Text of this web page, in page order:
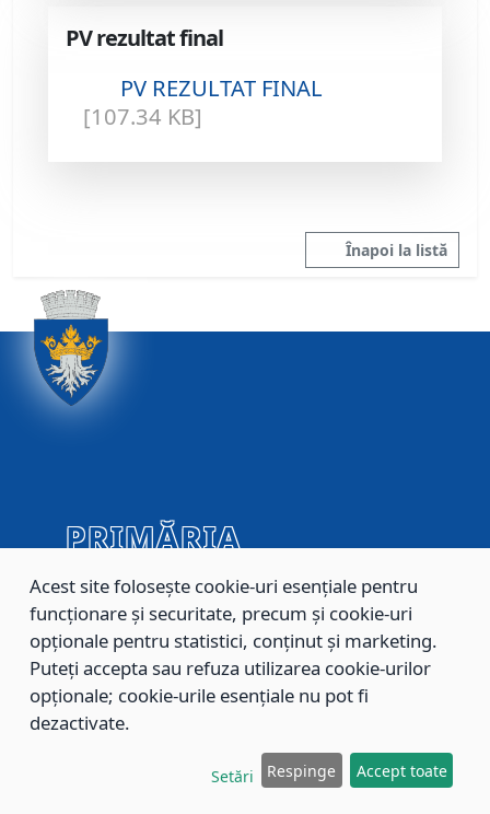
PV rezultat final
PV REZULTAT FINAL
[107.34 KB]
Înapoi la listă
PRIMĂRIA
MUNICIPIULUI
BRAȘOV
Imaginile și articolele video din prezentul site sunt
supuse legilor dreptului de autor. Orice reproducere
este interzisă fără acordul proprietarului acestora.
Proiect realizat prin programul DigiLOCAL 2025.
Reglementări privind prelucarea și protecția
datelor cu caracter personal
Acest site folosește cookie-uri esențiale pentru
funcționare și securitate, precum și cookie-uri
opționale pentru statistici, conținut și marketing.
Puteți accepta sau refuza utilizarea cookie-urilor
opționale; cookie-urile esențiale nu pot fi
dezactivate.
Setări Respinge Accept toate